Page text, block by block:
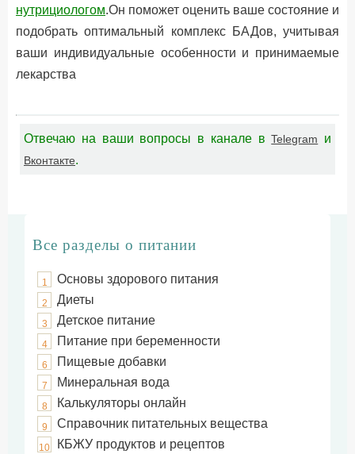
нутрициологом.Он поможет оценить ваше состояние и
подобрать оптимальный комплекс БАДов, учитывая
ваши индивидуальные особенности и принимаемые
лекарства
Отвечаю на ваши вопросы в канале вTelegram и
Вконтакте.
Все разделы о питании
1 Основы здорового питания
2 Диеты
3 Детское питание
4 Питание при беременности
6 Пищевые добавки
7 Минеральная вода
8 Калькуляторы онлайн
9 Справочник питательных вещества
10 КБЖУ продуктов и рецептов